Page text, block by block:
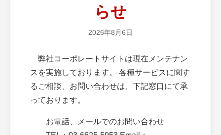
らせ
2026年8月6日
弊社コーポレートサイトは現在メンテナン
スを実施しております。 各種サービスに関す
るご相談、お問い合わせは、下記窓口にて承
っております。
お電話、メールでのお問い合わせ